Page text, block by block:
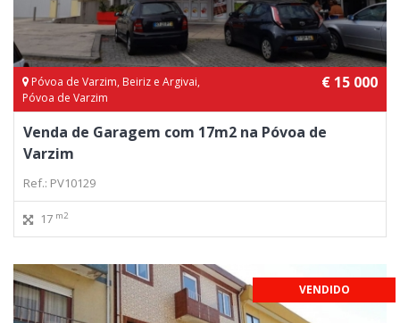
Póvoa de Varzim, Beiriz e Argivai,
Póvoa de Varzim
€ 15 000
Venda de Garagem com 17m2 na Póvoa de
Varzim
Ref.: PV10129
17 m2
VENDIDO